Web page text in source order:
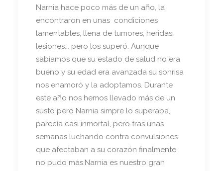
Narnia hace poco más de un año, la
encontraron en unas condiciones
lamentables, llena de tumores, heridas,
lesiones... pero los superó. Aunque
sabíamos que su estado de salud no era
bueno y su edad era avanzada su sonrisa
nos enamoró y la adoptamos. Durante
este año nos hemos llevado más de un
susto pero Narnia simpre lo superaba,
parecía casi inmortal, pero tras unas
semanas luchando contra convulsiones
que afectaban a su corazón finalmente
no pudo más.Narnia es nuestro gran